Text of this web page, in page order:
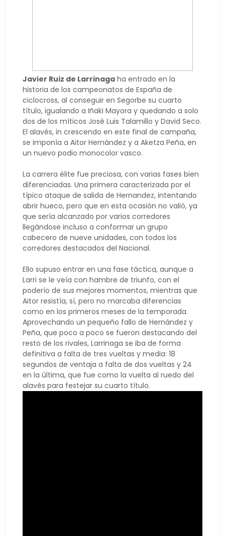
Javier Ruiz de Larrinagaha entrado en la
historia de los campeonatos de España de
ciclocross, al conseguir en Segorbe su cuarto
título, igualando a Iñaki Mayora y quedando a solo
dos de los míticos José Luis Talamillo y David Seco.
El alavés, in crescendo en este final de campaña,
se imponía a Aitor Hernández y a Aketza Peña, en
un nuevo podio monocolor vasco.
La carrera élite fue preciosa, con varias fases bien
diferenciadas. Una primera caracterizada por el
típico ataque de salida de Hernandez, intentando
abrir hueco, pero que en esta ocasión no valió, ya
que sería alcanzado por varios corredores
llegándose incluso a conformar un grupo
cabecero de nueve unidades, con todos los
corredores destacados del Nacional.
Ello supuso entrar en una fase táctica, aunque a
Larri se le veía con hambre de triunfo, con el
poderío de sus mejores momentos, mientras que
Aitor resistía, sí, pero no marcaba diferencias
como en los primeros meses de la temporada.
Aprovechando un pequeño fallo de Hernández y
Peña, que poco a poco se fueron destacando del
resto de los rivales, Larrinaga se iba de forma
definitiva a falta de tres vueltas y media: 18
segundos de ventaja a falta de dos vueltas y 24
en la última, que fue como la vuelta al ruedo del
alavés para festejar su cuarto título.